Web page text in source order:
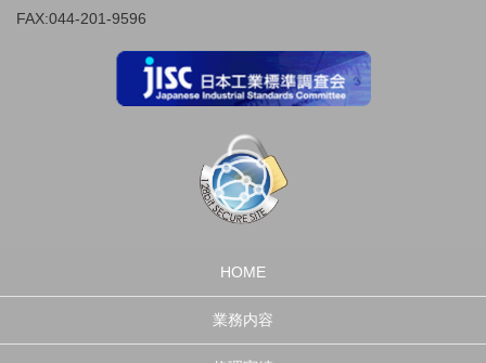
FAX:044-201-9596
HOME
業務内容